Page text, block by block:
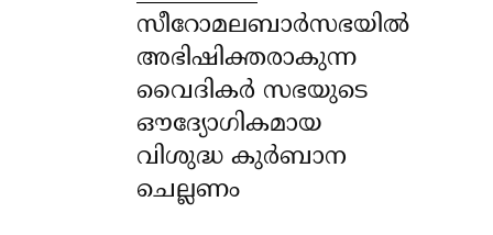
സീറോമലബാർസഭയിൽ
അഭിഷിക്തരാകുന്ന
വൈദികർ സഭയുടെ
ഔദ്യോഗികമായ
വിശുദ്ധ കുർബാന
ചെല്ലണം